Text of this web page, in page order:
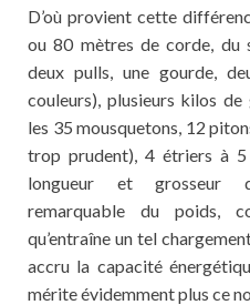
D’où provient cette
ou 80 mètres de corde, du
deux pulls, une gourde,
couleurs), plusieurs kilos
les 35 mousquetons, 12
trop prudent), 4 étriers à
longueur et grosseur
remarquable du poids,
qu’entraîne un tel
accru la capacité
mérite évidemment plus ce